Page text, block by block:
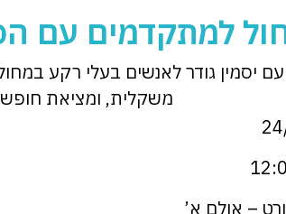
למתקדמים עם
עם יסמין גודר לאנשים בעלי רקע
משקלית, ומציאת חופש
– אולם א’